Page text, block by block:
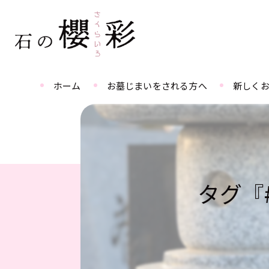
ホーム お墓じまいをされる方へ 新しく
タグ